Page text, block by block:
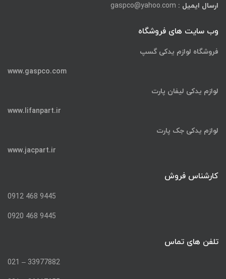
ارسال ایمیل : gaspco@yahoo.com
وب سایت های فروشگاه
فروشگاه لوازم یدکی گسپ
www.gaspco.com
لوازم یدکی لیفان پارت
www.lifanpart.ir
لوازم یدکی جک پارت
www.jacpart.ir
کارشناس فروش
9445 468 0912
9445 468 0920
تلفن های تماس
33977882 – 021